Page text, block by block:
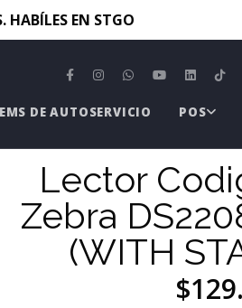
HABÍLES EN STGO
DE AUTOSERVICIO POS
Lector
Zebra
(WITH